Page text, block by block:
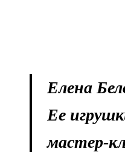
Елена
Ее
мастер-